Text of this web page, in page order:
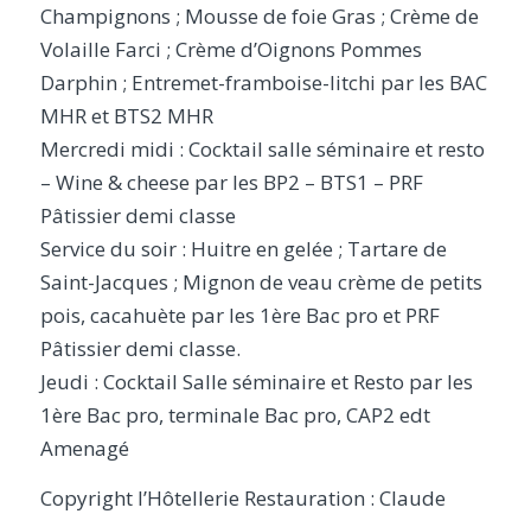
Champignons ; Mousse de foie Gras ; Crème de
Volaille Farci ; Crème d’Oignons Pommes
Darphin ; Entremet-framboise-litchi par les BAC
MHR et BTS2 MHR
Mercredi midi : Cocktail salle séminaire et resto
– Wine & cheese par les BP2 – BTS1 – PRF
Pâtissier demi classe
Service du soir : Huitre en gelée ; Tartare de
Saint-Jacques ; Mignon de veau crème de petits
pois, cacahuète par les 1ère Bac pro et PRF
Pâtissier demi classe.
Jeudi : Cocktail Salle séminaire et Resto par les
1ère Bac pro, terminale Bac pro, CAP2 edt
Amenagé
Copyright l’Hôtellerie Restauration : Claude